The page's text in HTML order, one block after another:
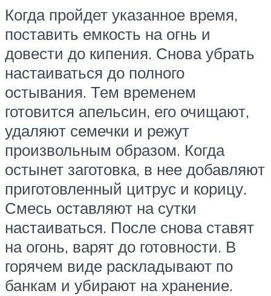
Когда пройдет указанное время,
поставить емкость на огнь и
довести до кипения. Снова убрать
настаиваться до полного
остывания. Тем временем
готовится апельсин, его очищают,
удаляют семечки и режут
произвольным образом. Когда
остынет заготовка, в нее добавляют
приготовленный цитрус и корицу.
Смесь оставляют на сутки
настаиваться. После снова ставят
на огонь, варят до готовности. В
горячем виде раскладывают по
банкам и убирают на хранение.